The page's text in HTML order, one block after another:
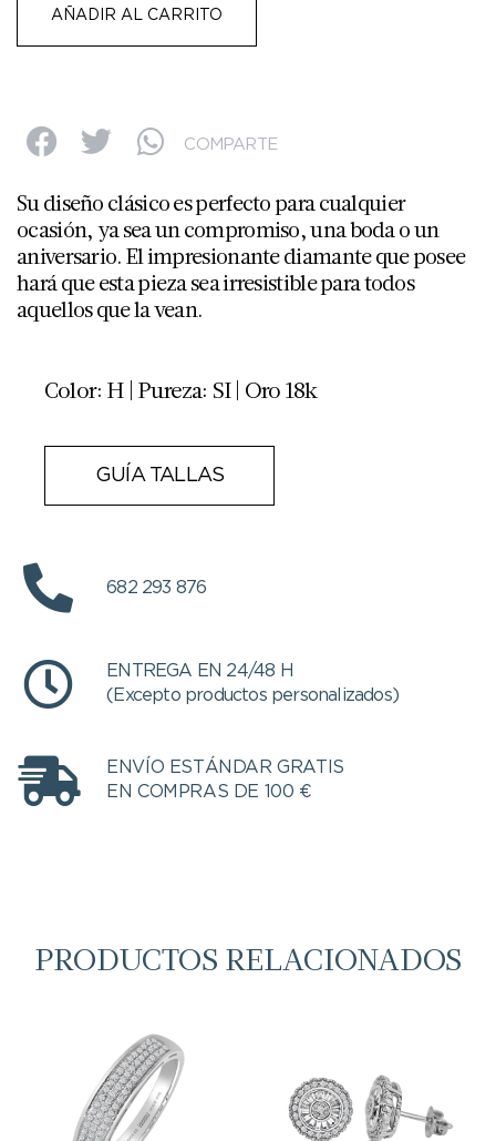
AÑADIR AL CARRITO
COMPARTE
Su diseño clásico es perfecto para cualquier
ocasión, ya sea un compromiso, una boda o un
aniversario. El impresionante diamante que posee
hará que esta pieza sea irresistible para todos
aquellos que la vean.
Color: H | Pureza: SI | Oro 18k
GUÍA TALLAS
682 293 876
ENTREGA EN 24/48 H
(Excepto productos personalizados)
ENVÍO ESTÁNDAR GRATIS
EN COMPRAS DE 100 €
PRODUCTOS RELACIONADOS